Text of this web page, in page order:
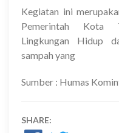
Kegiatan ini
Pemerintah Kota
Lingkungan Hidup
sampah yang
Sumber : Humas
SHARE: